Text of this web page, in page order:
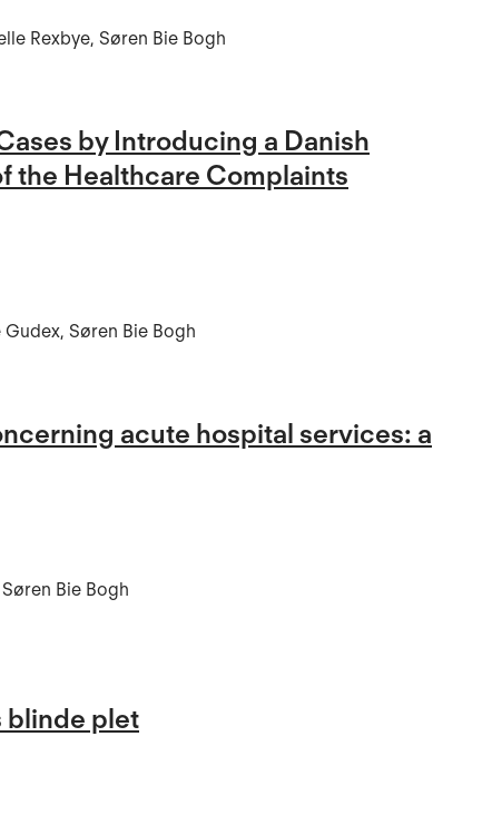
Rexbye, Søren Bie Bogh
by Introducing a Danish
the Healthcare Complaints
Søren Bie Bogh
acute hospital services: a
Bie Bogh
blinde plet